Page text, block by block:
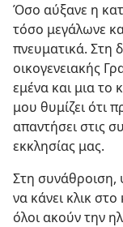
Όσο αύξανε η
τόσο μεγάλωνε
πνευματικά. Στη
οικογενειακής
εμένα και μια
μου θυμίζει ότι
απαντήσει στις
εκκλησίας μας.
Στη συνάθροιση,
να κάνει κλικ στο
όλοι ακούν την